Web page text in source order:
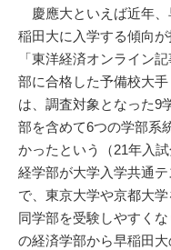
慶應大といえば近年、
稲田大に入学する傾向
「東洋経済オンライン
部に合格した予備校大
は、調査対象となった9
部を含めて6つの学部系
かったという（21年入
経学部が大学入学共通
で、東京大学や京都大
同学部を受験しやすく
の経済学部から早稲田